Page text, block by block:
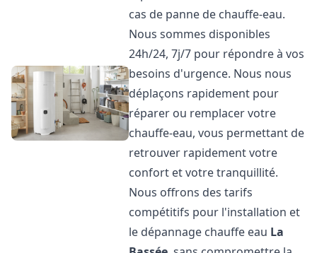
cas de panne de chauffe-eau.
Nous sommes disponibles
24h/24, 7j/7 pour répondre à vos
besoins d'urgence. Nous nous
déplaçons rapidement pour
réparer ou remplacer votre
chauffe-eau, vous permettant de
retrouver rapidement votre
confort et votre tranquillité.
Nous offrons des tarifs
compétitifs pour l'installation et
le dépannage chauffe eau La